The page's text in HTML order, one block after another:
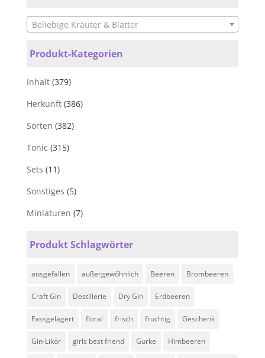
Beliebige Kräuter & Blätter
Produkt-Kategorien
Inhalt (379)
Herkunft (386)
Sorten (382)
Tonic (315)
Sets (11)
Sonstiges (5)
Miniaturen (7)
Produkt Schlagwörter
ausgefallen außergewöhnlich Beeren Brombeeren
Craft Gin Destillerie Dry Gin Erdbeeren
Fassgelagert floral frisch fruchtig Geschenk
Gin-Likör girls best friend Gurke Himbeeren